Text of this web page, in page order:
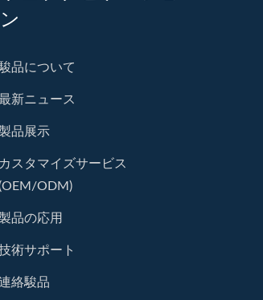
ン
品について
新ニュース
品展示
カスタマイズサービス
ODM)
品の応用
術サポート
絡駿品